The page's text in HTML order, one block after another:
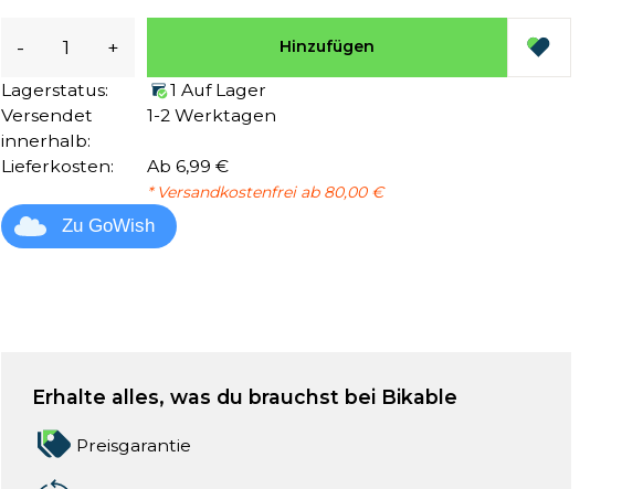
- + Hinzufügen
Lagerstatus:
1 Auf Lager
Versendet
innerhalb:
1-2 Werktagen
Lieferkosten: Ab 6,99 €
* Versandkostenfrei ab 80,00 €
Zu GoWish
Erhalte alles, was du brauchst bei Bikable
Preisgarantie